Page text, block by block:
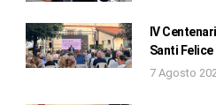
IV
Santi
7 Agosto